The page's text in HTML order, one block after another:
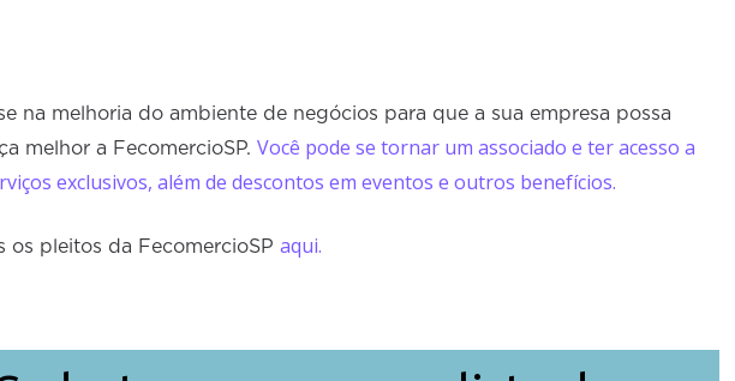
na melhoria do ambiente de negócios para que a sua empresa possa
melhor a FecomercioSP. Você pode se tornar um associado e ter acesso a
exclusivos, além de descontos em eventos e outros benefícios.
os pleitos da FecomercioSP aqui.